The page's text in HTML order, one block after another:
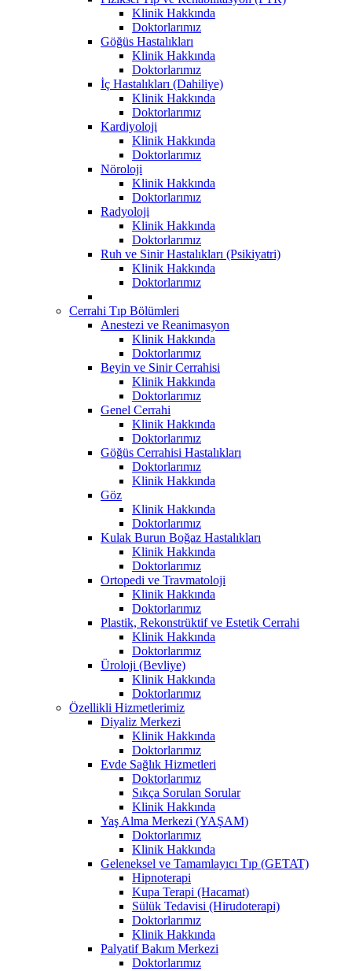
Klinik Hakkında
Doktorlarımız
Göğüs Hastalıkları
Klinik Hakkında
Doktorlarımız
İç Hastalıkları (Dahiliye)
Klinik Hakkında
Doktorlarımız
Kardiyoloji
Klinik Hakkında
Doktorlarımız
Nöroloji
Klinik Hakkında
Doktorlarımız
Radyoloji
Klinik Hakkında
Doktorlarımız
Ruh ve Sinir Hastalıkları (Psikiyatri)
Klinik Hakkında
Doktorlarımız
Cerrahi Tıp Bölümleri
Anestezi ve Reanimasyon
Klinik Hakkında
Doktorlarımız
Beyin ve Sinir Cerrahisi
Klinik Hakkında
Doktorlarımız
Genel Cerrahi
Klinik Hakkında
Doktorlarımız
Göğüs Cerrahisi Hastalıkları
Doktorlarımız
Klinik Hakkında
Göz
Klinik Hakkında
Doktorlarımız
Kulak Burun Boğaz Hastalıkları
Klinik Hakkında
Doktorlarımız
Ortopedi ve Travmatoloji
Klinik Hakkında
Doktorlarımız
Plastik, Rekonstrüktif ve Estetik Cerrahi
Klinik Hakkında
Doktorlarımız
Üroloji (Bevliye)
Klinik Hakkında
Doktorlarımız
Özellikli Hizmetlerimiz
Diyaliz Merkezi
Klinik Hakkında
Doktorlarımız
Evde Sağlık Hizmetleri
Doktorlarımız
Sıkça Sorulan Sorular
Klinik Hakkında
Yaş Alma Merkezi (YAŞAM)
Doktorlarımız
Klinik Hakkında
Geleneksel ve Tamamlayıcı Tıp (GETAT)
Hipnoterapi
Kupa Terapi (Hacamat)
Sülük Tedavisi (Hirudoterapi)
Doktorlarımız
Klinik Hakkında
Palyatif Bakım Merkezi
Doktorlarımız